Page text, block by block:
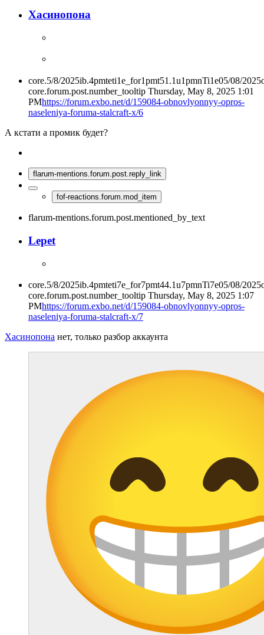
Хасинопона
core.5/8/2025ib.4pmteti1e_for1pmt51.1u1pmnTi1e05/08/
core.forum.post.number_tooltip Thursday, May 8, 2025 1:01
PMhttps://forum.exbo.net/d/159084-obnovlyonnyy-opros-
naseleniya-foruma-stalcraft-x/6
А кстати а промик будет?
flarum-mentions.forum.post.reply_link
fof-reactions.forum.mod_item
flarum-mentions.forum.post.mentioned_by_text
Lepet
core.5/8/2025ib.4pmteti7e_for7pmt44.1u7pmnTi7e05/08/
core.forum.post.number_tooltip Thursday, May 8, 2025 1:07
PMhttps://forum.exbo.net/d/159084-obnovlyonnyy-opros-
naseleniya-foruma-stalcraft-x/7
Хасинопона нет, только разбор аккаунта